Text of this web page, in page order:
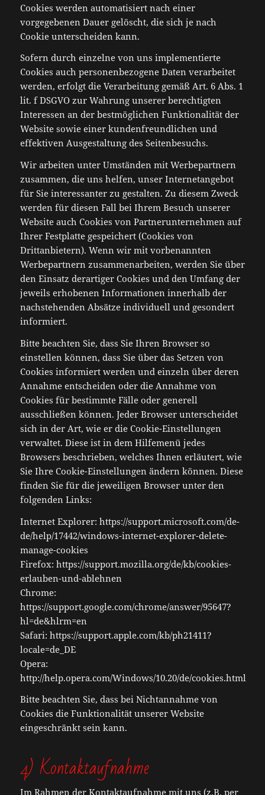
Cookies werden automatisiert nach einer
vorgegebenen Dauer gelöscht, die sich je nach
Cookie unterscheiden kann.
Sofern durch einzelne von uns implementierte
Cookies auch personenbezogene Daten verarbeitet
werden, erfolgt die Verarbeitung gemäß Art. 6 Abs. 1
lit. f DSGVO zur Wahrung unserer berechtigten
Interessen an der bestmöglichen Funktionalität der
Website sowie einer kundenfreundlichen und
effektiven Ausgestaltung des Seitenbesuchs.
Wir arbeiten unter Umständen mit Werbepartnern
zusammen, die uns helfen, unser Internetangebot
für Sie interessanter zu gestalten. Zu diesem Zweck
werden für diesen Fall bei Ihrem Besuch unserer
Website auch Cookies von Partnerunternehmen auf
Ihrer Festplatte gespeichert (Cookies von
Drittanbietern). Wenn wir mit vorbenannten
Werbepartnern zusammenarbeiten, werden Sie über
den Einsatz derartiger Cookies und den Umfang der
jeweils erhobenen Informationen innerhalb der
nachstehenden Absätze individuell und gesondert
informiert.
Bitte beachten Sie, dass Sie Ihren Browser so
einstellen können, dass Sie über das Setzen von
Cookies informiert werden und einzeln über deren
Annahme entscheiden oder die Annahme von
Cookies für bestimmte Fälle oder generell
ausschließen können. Jeder Browser unterscheidet
sich in der Art, wie er die Cookie-Einstellungen
verwaltet. Diese ist in dem Hilfemenü jedes
Browsers beschrieben, welches Ihnen erläutert, wie
Sie Ihre Cookie-Einstellungen ändern können. Diese
finden Sie für die jeweiligen Browser unter den
folgenden Links:
Internet Explorer: https://support.microsoft.com/de-
de/help/17442/windows-internet-explorer-delete-
manage-cookies
Firefox: https://support.mozilla.org/de/kb/cookies-
erlauben-und-ablehnen
Chrome:
https://support.google.com/chrome/answer/95647?
hl=de&hlrm=en
Safari: https://support.apple.com/kb/ph21411?
locale=de_DE
Opera:
http://help.opera.com/Windows/10.20/de/cookies.html
Bitte beachten Sie, dass bei Nichtannahme von
Cookies die Funktionalität unserer Website
eingeschränkt sein kann.
4) Kontaktaufnahme
Im Rahmen der Kontaktaufnahme mit uns (z.B. per